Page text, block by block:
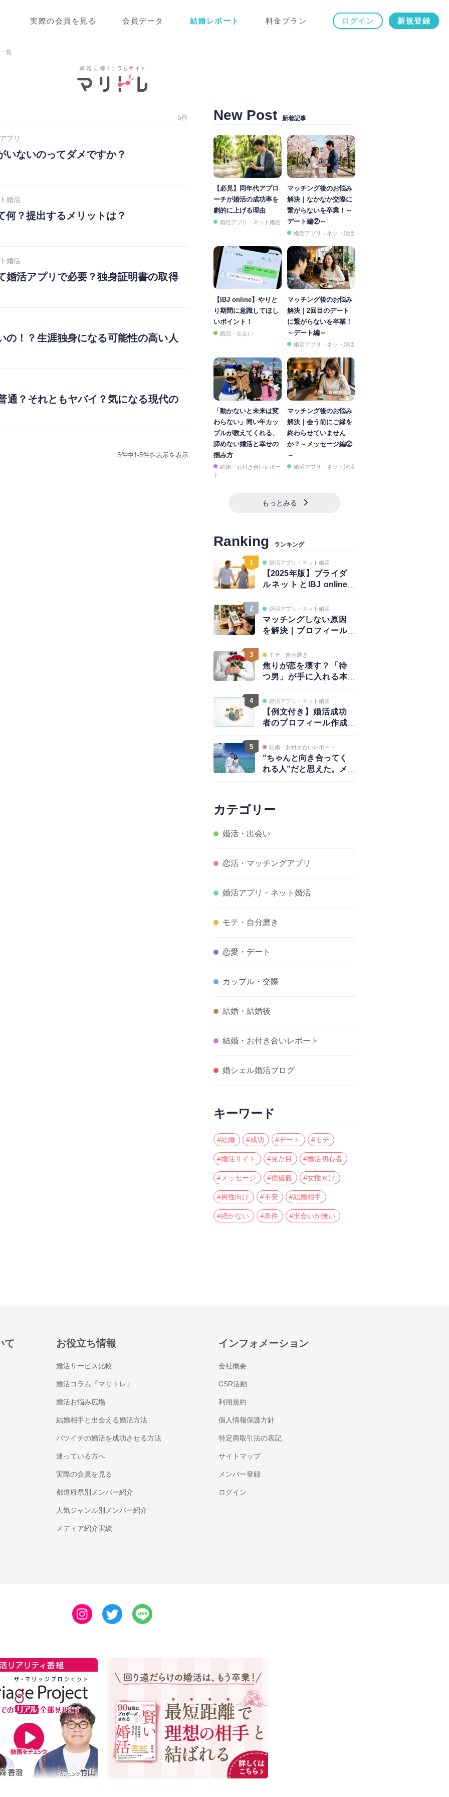
実際の会員を見る 会員データ 結婚レポート 料金プラン ログイン 新規登録
覧
5件
プリ
いないのってダメですか？
婚活
何？提出するメリットは？
婚活
婚活アプリで必要？独身証明書の取得
の！？生涯独身になる可能性の高い人
通？それともヤバイ？気になる現代の
5件中1-5件を表示を表示
New Post 新着記事
【必見】同年代アプロ
ーチが婚活の成功率を
劇的に上げる理由
婚活アプリ・ネット婚活
マッチング後のお悩み
解決｜なかなか交際に
繋がらないを卒業！～
デート編②～
婚活アプリ・ネット婚活
【IBJ online】やりと
り期間に意識してほし
いポイント！
婚活・出会い
マッチング後のお悩み
解決｜2回目のデート
に繋がらないを卒業！
～デート編～
婚活アプリ・ネット婚活
「動かないと未来は変
わらない」同い年カッ
プルが教えてくれる、
諦めない婚活と幸せの
掴み方
結婚・お付き合いレポー
ト
マッチング後のお悩み
解決｜会う前にご縁を
終わらせていません
か？～メッセージ編②
～
婚活アプリ・ネット婚活
もっとみる
Ranking ランキング
1 婚活アプリ・ネット婚活
【2025年版】ブライダ
ルネットとIBJ online
い方と注意点
2 婚活アプリ・ネット婚活
マッチングしない原因
を解決｜プロフィール
編～
3 モテ・自分磨き
焦りが恋を壊す？「待
つ男」が手に入れる本
自信
4 婚活アプリ・ネット婚活
【例文付き】婚活成功
者のプロフィール作成
アプローチ戦略まで完
全ガイド
5 結婚・お付き合いレポート
“ちゃんと向き合ってく
れる人”だと思えた。メ
カテゴリー
婚活・出会い
恋活・マッチングアプリ
婚活アプリ・ネット婚活
モテ・自分磨き
恋愛・デート
カップル・交際
結婚・結婚後
結婚・お付き合いレポート
婚シェル婚活ブログ
キーワード
#結婚 #成功 #デート #モテ
#婚活サイト #見た目 #婚活初心者
#メッセージ #価値観 #女性向け
#男性向け #不安 #結婚相手
#続かない #条件 #出会いが無い
て お役立ち情報
婚活サービス比較
婚活コラム『マリトレ』
婚活お悩み広場
結婚相手と出会える婚活方法
バツイチの婚活を成功させる方法
迷っている方へ
実際の会員を見る
都道府県別メンバー紹介
人気ジャンル別メンバー紹介
メディア紹介実績
インフォメーション
会社概要
CSR活動
利用規約
個人情報保護方針
特定商取引法の表記
サイトマップ
メンバー登録
ログイン